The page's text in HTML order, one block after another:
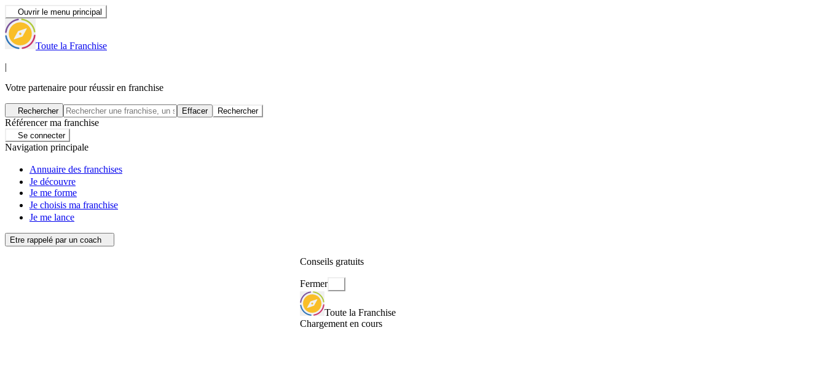
Ouvrir le menu principal
Toute la Franchise
|
Votre partenaire pour réussir en franchise
Rechercher Effacer Rechercher
Référencer ma franchise
Se connecter
Navigation principale
Annuaire des franchises
Je découvre
Je me forme
Je choisis ma franchise
Je me lance
Etre rappelé par un coach
Conseils gratuits
Fermer
Toute la Franchise
Chargement en cours